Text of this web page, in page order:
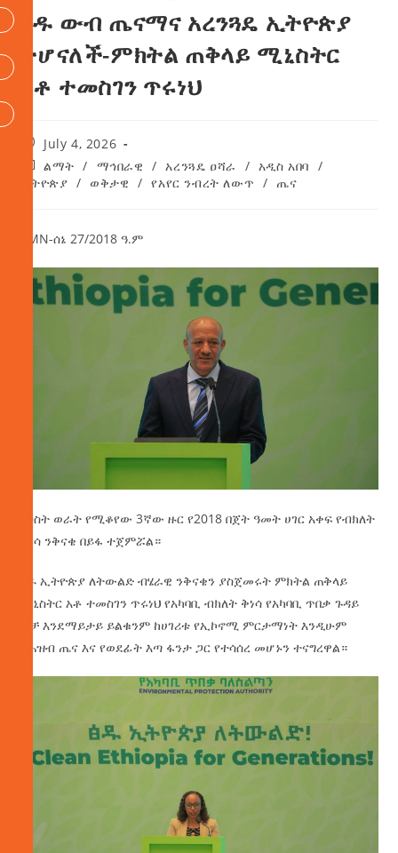
ፅዱ ውብ ጤናማና አረንጓዴ ኢትዮጵያ
ትሆናለች-ምክትል ጠቅላይ ሚኒስትር
አቶ ተመስገን ጥሩነህ
July 4, 2026
ልማት / ማኅበራዊ / አረንጓዴ ዐሻራ / አዲስ አበባ /
ኢትዮጵያ / ወቅታዊ / የአየር ንብረት ለውጥ / ጤና
AMN-ሰኔ 27/2018 ዓ.ም
ለሶስት ወራት የሚቆየው 3ኛው ዙር የ2018 በጀት ዓመት ሀገር አቀፍ የብክለት
ቅነሳ ንቅናቄ በይፋ ተጀምሯል።
ፅዱ ኢትዮጵያ ለትውልድ ብሄራዊ ንቅናቄን ያስጀመሩት ምክትል ጠቅላይ
ሚኒስትር አቶ ተመስገን ጥሩነህ የአካባቢ ብክለት ቅነሳ የአካባቢ ጥበቃ ጉዳይ
ብቻ እንደማይታይ ይልቁንም ከሀገሪቱ የኢኮኖሚ ምርታማነት እንዲሁም
ከሕዝብ ጤና እና የወደፊት እጣ ፋንታ ጋር የተሳሰረ መሆኑን ተናግረዋል።